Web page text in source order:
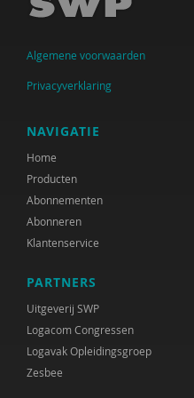
Judith den Besten
Koninkrijksrelaties
Arjan Blokland
Anne-Mei Blom
Martine Blom
Leonieke Boendermaker
Arjan Bolt
Inge Bongers
Sanne Boschman
Algemene voorwaarden
Privacyverklaring
NAVIGATIE
Home
Producten
Abonnementen
Abonneren
Klantenservice
PARTNERS
Uitgeverij SWP
Logacom Congressen
Logavak Opleidingsgroep
Zesbee